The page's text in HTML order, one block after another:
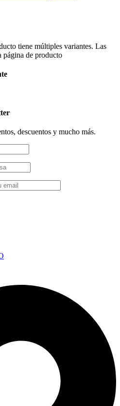
tiene múltiples variantes. Las
página de producto
descuentos y mucho más.